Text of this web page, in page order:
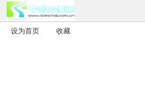
设为首页 收藏